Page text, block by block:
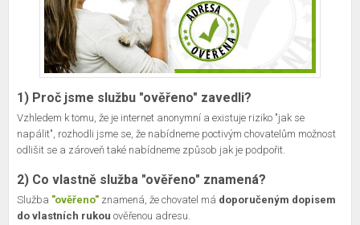
1) Proč jsme službu "ověřeno" zavedli?
Vzhledem k tomu, že je internet anonymní a existuje riziko "jak se
napálit", rozhodli jsme se, že nabídneme poctivým chovatelům možnost
odlišit se a zároveň také nabídneme způsob jak je podpořit.
2) Co vlastně služba "ověřeno" znamená?
Služba "ověřeno" znamená, že chovatel má doporučeným dopisem
do vlastních rukou ověřenou adresu.